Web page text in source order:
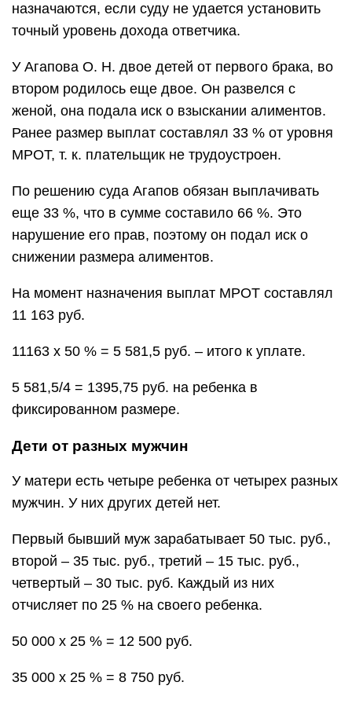
назначаются, если суду не удается установить
точный уровень дохода ответчика.
У Агапова О. Н. двое детей от первого брака, во
втором родилось еще двое. Он развелся с
женой, она подала иск о взыскании алиментов.
Ранее размер выплат составлял 33 % от уровня
МРОТ, т. к. плательщик не трудоустроен.
По решению суда Агапов обязан выплачивать
еще 33 %, что в сумме составило 66 %. Это
нарушение его прав, поэтому он подал иск о
снижении размера алиментов.
На момент назначения выплат МРОТ составлял
11 163 руб.
11163 х 50 % = 5 581,5 руб. – итого к уплате.
5 581,5/4 = 1395,75 руб. на ребенка в
фиксированном размере.
Дети от разных мужчин
У матери есть четыре ребенка от четырех разных
мужчин. У них других детей нет.
Первый бывший муж зарабатывает 50 тыс. руб.,
второй – 35 тыс. руб., третий – 15 тыс. руб.,
четвертый – 30 тыс. руб. Каждый из них
отчисляет по 25 % на своего ребенка.
50 000 х 25 % = 12 500 руб.
35 000 х 25 % = 8 750 руб.